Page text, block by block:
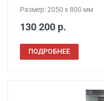
Размер: 2050 x 800 мм
130 200 р.
ПОДРОБНЕЕ